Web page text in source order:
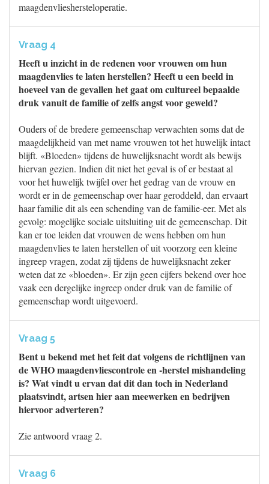
maagdenvlieshersteloperatie.
Vraag 4
Heeft u inzicht in de redenen voor vrouwen om hun
maagdenvlies te laten herstellen? Heeft u een beeld in
hoeveel van de gevallen het gaat om cultureel bepaalde
druk vanuit de familie of zelfs angst voor geweld?
Ouders of de bredere gemeenschap verwachten soms dat de
maagdelijkheid van met name vrouwen tot het huwelijk intact
blijft. «Bloeden» tijdens de huwelijksnacht wordt als bewijs
hiervan gezien. Indien dit niet het geval is of er bestaat al
voor het huwelijk twijfel over het gedrag van de vrouw en
wordt er in de gemeenschap over haar geroddeld, dan ervaart
haar familie dit als een schending van de familie-eer. Met als
gevolg: mogelijke sociale uitsluiting uit de gemeenschap. Dit
kan er toe leiden dat vrouwen de wens hebben om hun
maagdenvlies te laten herstellen of uit voorzorg een kleine
ingreep vragen, zodat zij tijdens de huwelijksnacht zeker
weten dat ze «bloeden». Er zijn geen cijfers bekend over hoe
vaak een dergelijke ingreep onder druk van de familie of
gemeenschap wordt uitgevoerd.
Vraag 5
Bent u bekend met het feit dat volgens de richtlijnen van
de WHO maagdenvliescontrole en -herstel mishandeling
is? Wat vindt u ervan dat dit dan toch in Nederland
plaatsvindt, artsen hier aan meewerken en bedrijven
hiervoor adverteren?
Zie antwoord vraag 2.
Vraag 6